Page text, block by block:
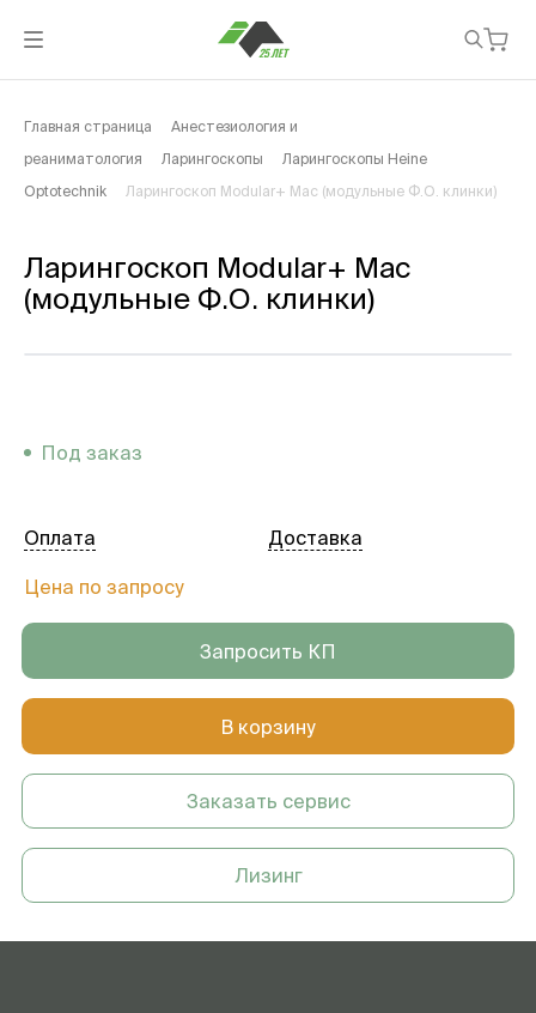
Главная страница Анестезиология и
реаниматология Ларингоскопы Ларингоскопы Heine
Optotechnik Ларингоскоп Modular+ Mac (модульные Ф.О. клинки)
Ларингоскоп Modular+ Mac
(модульные Ф.О. клинки)
Под заказ
Цена по запросу
Оплата Доставка
Запросить КП
В корзину
Заказать сервис
Лизинг